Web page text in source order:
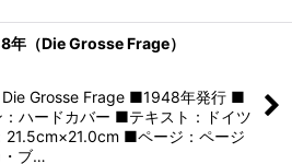
年（Die Grosse Frage）
Grosse Frage ■1948年発行 ■
：ハードカバー ■テキスト：ドイツ
■ページ：ページ
ブ…